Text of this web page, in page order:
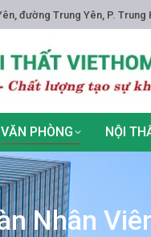
đường Trung Yên, P. Trung
PHÒNG NỘI
Nhân